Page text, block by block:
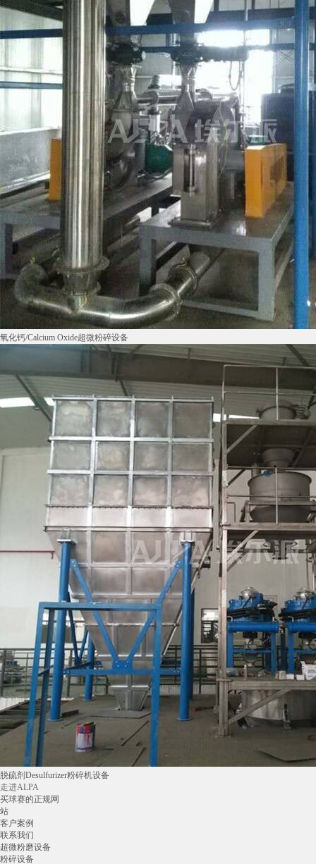
氧化钙/Calcium Oxide超微粉碎设备
脱硫剂Desulfurizer粉碎机设备
走进ALPA
买球赛的正规网
站
客户案例
联系我们
超微粉磨设备
粉碎设备